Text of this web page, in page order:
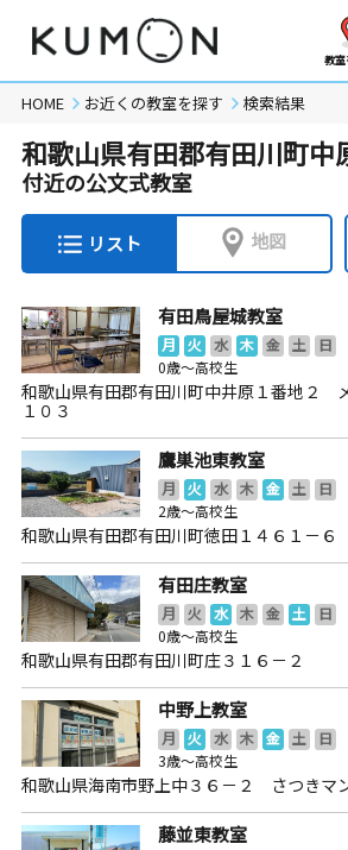
教
HOME お近くの教室を探す 検索結果
和歌山県有田郡有田川町中
付近の公文式教室
リスト 地図
有田鳥屋城教室
月 火 水 木 金 土
日
0歳～高校生
和歌山県有田郡有田川町中井原１番地２
１０３
鷹巣池東教室
月 火 水 木 金 土
日
2歳～高校生
和歌山県有田郡有田川町徳田１４６１－６
有田庄教室
月 火 水 木 金 土
日
0歳～高校生
和歌山県有田郡有田川町庄３１６－２
中野上教室
月 火 水 木 金 土
日
3歳～高校生
和歌山県海南市野上中３６－２ さつきマ
藤並東教室